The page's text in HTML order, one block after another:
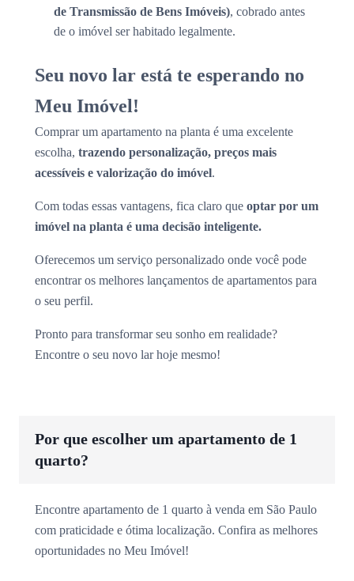
de Transmissão de Bens Imóveis), cobrado antes
de o imóvel ser habitado legalmente.
Seu novo lar está te esperando no
Meu Imóvel!
Comprar um apartamento na planta é uma excelente
escolha, trazendo personalização, preços mais
acessíveis e valorização do imóvel.
Com todas essas vantagens, fica claro que optar por um
imóvel na planta é uma decisão inteligente.
Oferecemos um serviço personalizado onde você pode
encontrar os melhores lançamentos de apartamentos para
o seu perfil.
Pronto para transformar seu sonho em realidade?
Encontre o seu novo lar hoje mesmo!
Por que escolher um apartamento de 1
quarto?
Encontre apartamento de 1 quarto à venda em São Paulo
com praticidade e ótima localização. Confira as melhores
oportunidades no Meu Imóvel!